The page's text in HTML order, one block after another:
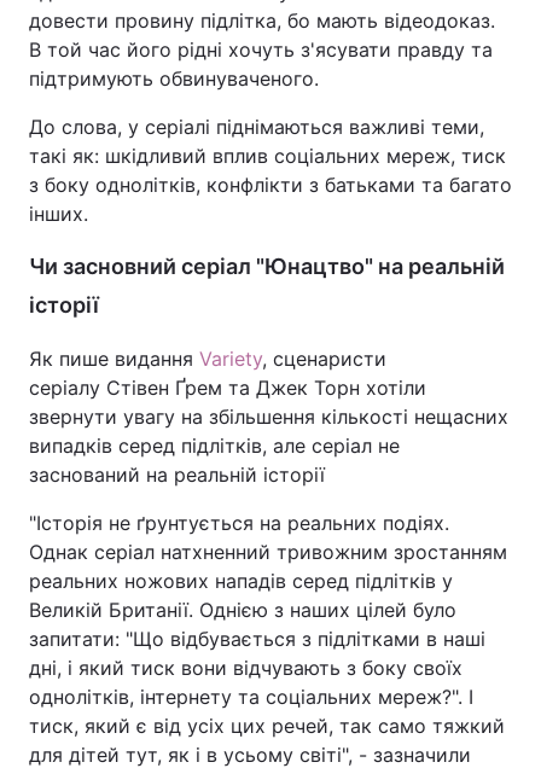
довести провину підлітка, бо мають відеодоказ.
В той час його рідні хочуть з'ясувати правду та
підтримують обвинуваченого.
До слова, у серіалі піднімаються важливі теми,
такі як: шкідливий вплив соціальних мереж, тиск
з боку однолітків, конфлікти з батьками та багато
інших.
Чи засновний серіал "Юнацтво" на реальній
історії
Як пише видання Variety, сценаристи
серіалу Стівен Ґрем та Джек Торн хотіли
звернути увагу на збільшення кількості нещасних
випадків серед підлітків, але серіал не
заснований на реальній історії
"Історія не ґрунтується на реальних подіях.
Однак серіал натхненний тривожним зростанням
реальних ножових нападів серед підлітків у
Великій Британії. Однією з наших цілей було
запитати: "Що відбувається з підлітками в наші
дні, і який тиск вони відчувають з боку своїх
однолітків, інтернету та соціальних мереж?". І
тиск, який є від усіх цих речей, так само тяжкий
для дітей тут, як і в усьому світі", - зазначили